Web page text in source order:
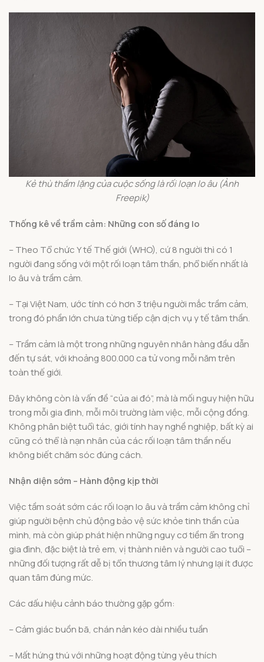
Kẻ thù thầm lặng của cuộc sống là rối loạn lo âu (Ảnh
Freepik)
Thống kêvề trầm cảm: Những con số đáng lo
– Theo Tổ chức Y tế Thế giới (WHO), cứ 8 người thì có 1
người đang sống với một rối loạn tâm thần, phổ biến nhất là
lo âu và trầm cảm.
– Tại Việt Nam, ước tính có hơn 3 triệu người mắc trầm cảm,
trong đó phần lớn chưa từng tiếp cận dịch vụ y tế tâm thần.
– Trầm cảm là một trong những nguyên nhân hàng đầu dẫn
đến tự sát, với khoảng 800.000 ca tử vong mỗi năm trên
toàn thế giới.
Đây không còn là vấn đề “của ai đó”, mà là mối nguy hiện hữu
trong mỗi gia đình, mỗi môi trường làm việc, mỗi cộng đồng.
Không phân biệt tuổi tác, giới tính hay nghề nghiệp, bất kỳ ai
cũng có thể là nạn nhân của các rối loạn tâm thần nếu
không biết chăm sóc đúng cách.
Nhận diện sớm – Hành động kịp thời
Việc tầm soát sớm các rối loạn lo âu và trầm cảm không chỉ
giúp người bệnh chủ động bảo vệ sức khỏe tinh thần của
mình, mà còn giúp phát hiện những nguy cơ tiềm ẩn trong
gia đình, đặc biệt là trẻ em, vị thành niên và người cao tuổi –
những đối tượng rất dễ bị tổn thương tâm lý nhưng lại ít được
quan tâm đúng mức.
Các dấu hiệu cảnh báo thường gặp gồm:
– Cảm giác buồn bã, chán nản kéo dài nhiều tuần
– Mất hứng thú với những hoạt động từng yêu thích